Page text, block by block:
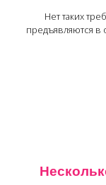
Нет таких
предъявляются